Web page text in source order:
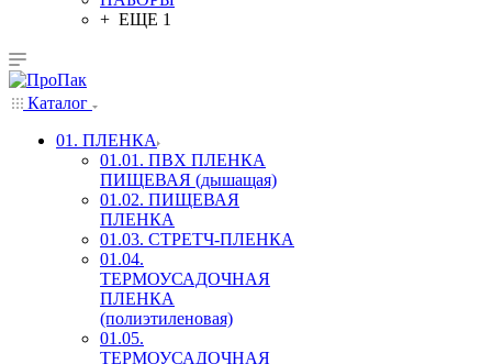
+ ЕЩЕ 1
Каталог
01. ПЛЕНКА
01.01. ПВХ ПЛЕНКА
ПИЩЕВАЯ (дышащая)
01.02. ПИЩЕВАЯ
ПЛЕНКА
01.03. СТРЕТЧ-ПЛЕНКА
01.04.
ТЕРМОУСАДОЧНАЯ
ПЛЕНКА
(полиэтиленовая)
01.05.
ТЕРМОУСАДОЧНАЯ